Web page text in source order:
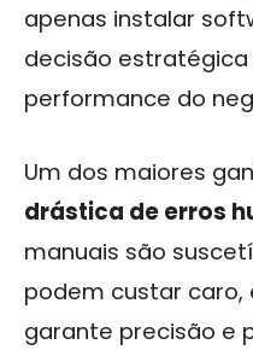
apenas instalar
decisão
performance do
Um dos maiores
drástica de erros
manuais são
podem custar
garante precisão e